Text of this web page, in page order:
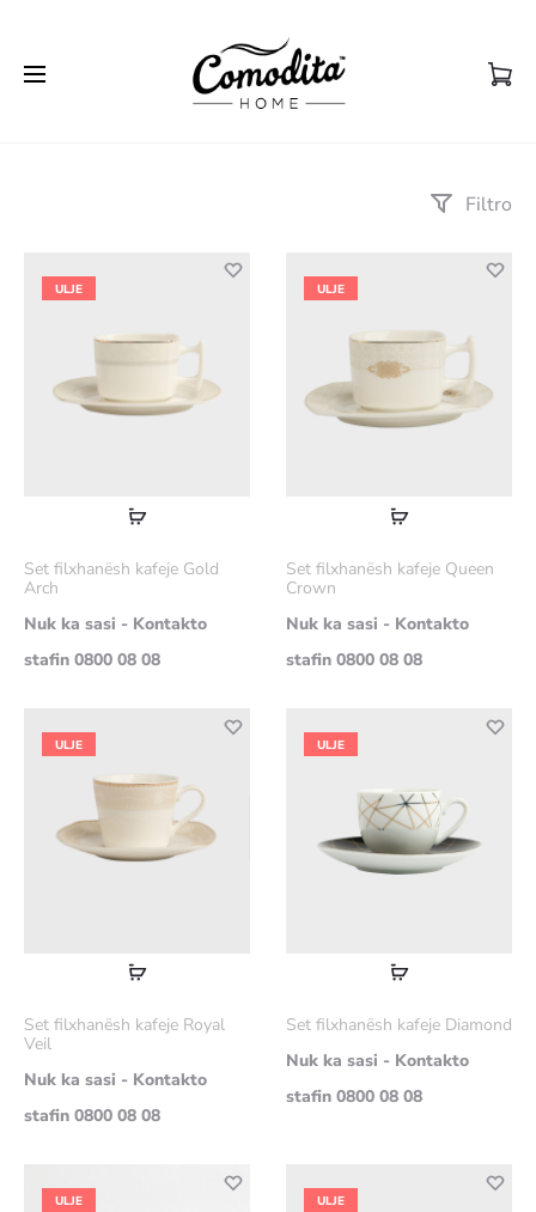
Filtro
ULJE
Lexoni
shumë
Set filxhanësh kafeje Gold
Arch
Nuk ka sasi - Kontakto
stafin 0800 08 08
ULJE
Lexoni
shumë
Set filxhanësh kafeje Queen
Crown
Nuk ka sasi - Kontakto
stafin 0800 08 08
ULJE
Lexoni
Set filxhanësh kafeje Royal
Veil
Nuk ka sasi - Kontakto
stafin 0800 08 08
ULJE
Lexoni
Set filxhanësh kafeje Diamond
Nuk ka sasi - Kontakto
stafin 0800 08 08
ULJE ULJE